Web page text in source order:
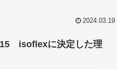
2024.03.19
isoflexに決定した理